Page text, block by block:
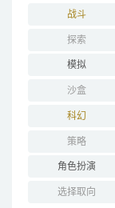
战斗
探索
模拟
沙盒
科幻
策略
角色扮演
选择取向